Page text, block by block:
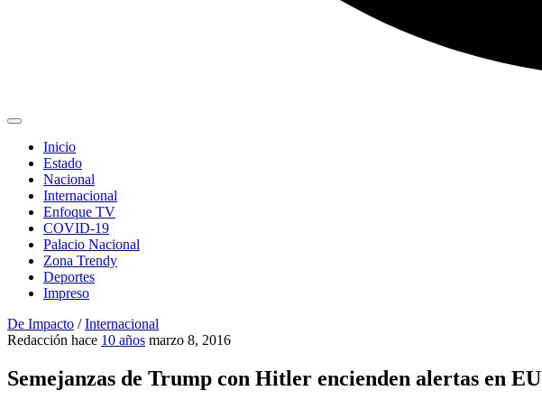
Inicio
Estado
Nacional
Internacional
Enfoque TV
COVID-19
Palacio Nacional
Zona Trendy
Deportes
Impreso
De Impacto /Internacional
Redacción hace 10 años marzo 8, 2016
Semejanzas de Trump con Hitler encienden alertas en EU